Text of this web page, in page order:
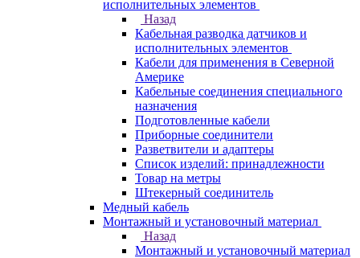
исполнительных элементов
Назад
Кабельная разводка датчиков и
исполнительных элементов
Кабели для применения в Северной
Америке
Кабельные соединения специального
назначения
Подготовленные кабели
Приборные соединители
Разветвители и адаптеры
Список изделий: принадлежности
Товар на метры
Штекерный соединитель
Медный кабель
Монтажный и установочный материал
Назад
Монтажный и установочный материал